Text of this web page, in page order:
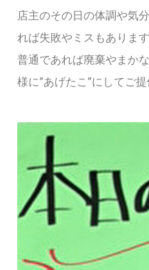
店主のその日の体調や気
れば失敗やミスもあります
普通であれば廃棄やまか
様に”あげたこ”にしてご提